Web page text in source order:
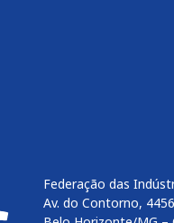
Federação das
Av. do Contorno,